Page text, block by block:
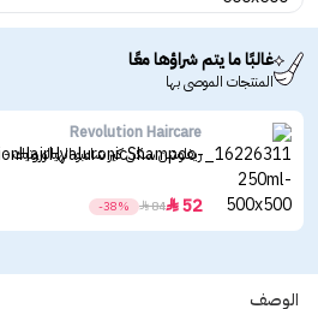
غالبًا ما يتم شراؤها معًا
المنتجات الموصى بها
Revolution Haircare
ريفلوشن سكن كير شامبو الهيالورونيك - 250مل
52

84

-38%
الوصف